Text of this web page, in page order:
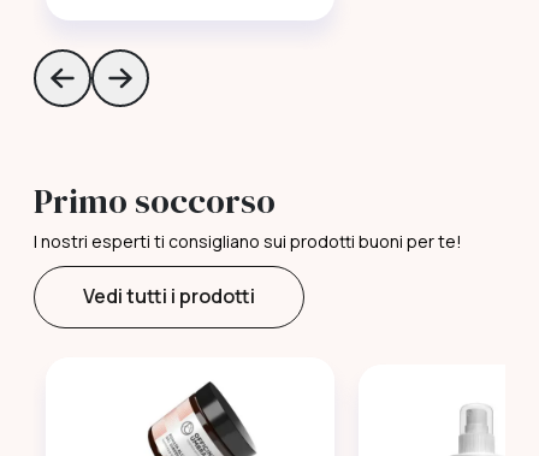
Skip to previous slide page
Skip to next slide page
Primo soccorso
I nostri esperti ti consigliano sui prodotti buoni per te!
Vedi tutti i prodotti